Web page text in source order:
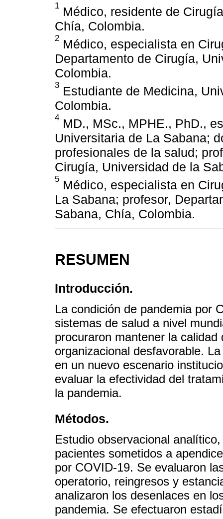
1 Médico, residente de
Chía, Colombia.
2 Médico, especialista en
Departamento de Cirugía,
Colombia.
3 Estudiante de Medicina,
Colombia.
4 MD., MSc., MPHE., PhD.,
Universitaria de La Sabana;
profesionales de la salud;
Cirugía, Universidad de la
5 Médico, especialista en
La Sabana; profesor,
Sabana, Chía, Colombia.
RESUMEN
Introducción.
La condición de pandemia por
sistemas de salud a nivel
procuraron mantener la
organizacional desfavorable.
en un nuevo escenario
evaluar la efectividad del
la pandemia.
Métodos.
Estudio observacional
pacientes sometidos a
por COVID-19. Se evaluaron
operatorio, reingresos y
analizaron los desenlaces en
pandemia. Se efectuaron